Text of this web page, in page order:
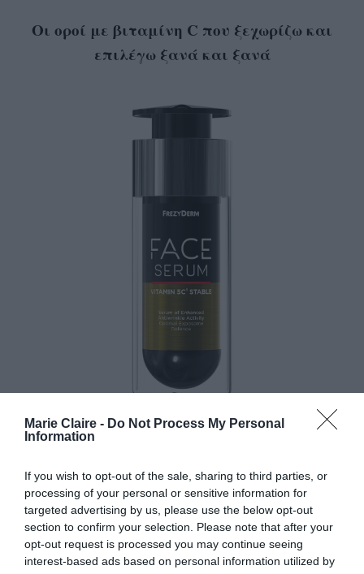
Marie Claire - Do Not Process My Personal
Information
If you wish to opt-out of the sale, sharing to third parties, or
processing of your personal or sensitive information for
targeted advertising by us, please use the below opt-out
section to confirm your selection. Please note that after your
opt-out request is processed you may continue seeing
interest-based ads based on personal information utilized by
Οι οροί με βιταμίνη C που ξεχωρίζω και
επιλέγω ξανά και ξανά